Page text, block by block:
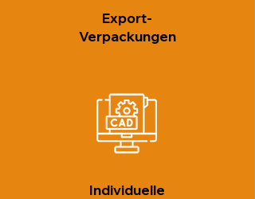
Export-
Verpackungen
Individuelle